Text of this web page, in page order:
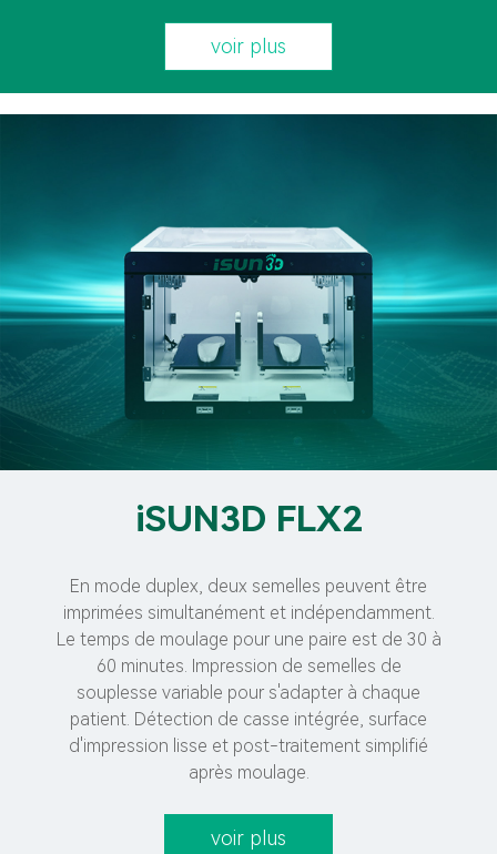
voir plus
iSUN3D FLX2
En mode duplex, deux semelles peuvent être
imprimées simultanément et indépendamment.
Le temps de moulage pour une paire est de 30 à
60 minutes. Impression de semelles de
souplesse variable pour s'adapter à chaque
patient. Détection de casse intégrée, surface
d'impression lisse et post-traitement simplifié
après moulage.
voir plus